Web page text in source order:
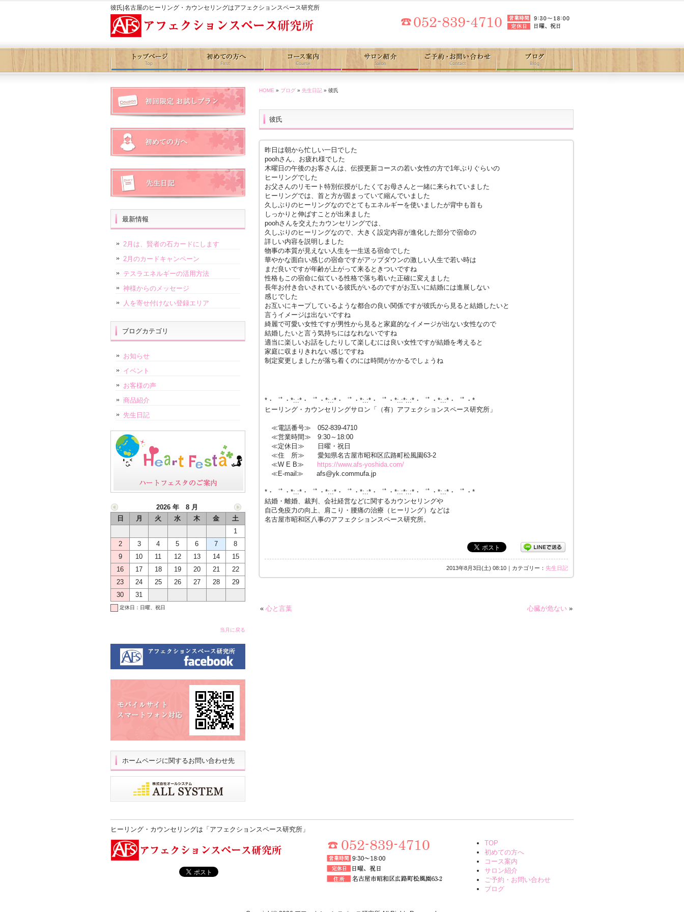
彼氏|名古屋のヒーリング・カウンセリングはアフェクションスペース研究所
HOME » ブログ » 先生日記 » 彼氏
彼氏
昨日は朝から忙しい一日でした
poohさん、お疲れ様でした
木曜日の午後のお客さんは、伝授更新コースの若い女性の方で1年ぶりぐらいの
ヒーリングでした
お父さんのリモート特別伝授がしたくてお母さんと一緒に来られていました
ヒーリングでは、首と方が固まっていて縮んでいました
久しぶりのヒーリングなのでとてもエネルギーを使いましたが背中も首も
しっかりと伸ばすことが出来ました
poohさんを交えたカウンセリングでは、
久しぶりのヒーリングなので、大きく設定内容が進化した部分で宿命の
詳しい内容を説明しました
物事の本質が見えない人生を一生送る宿命でした
華やかな面白い感じの宿命ですがアップダウンの激しい人生で若い時は
まだ良いですが年齢が上がって来るときついですね
性格もこの宿命に似ている性格で落ち着いた正確に変えました
長年お付き合いされている彼氏がいるのですがお互いに結婚には進展しない
感じでした
お互いにキープしているような都合の良い関係ですが彼氏から見ると結婚したいと
言うイメージは出ないですね
綺麗で可愛い女性ですが男性から見ると家庭的なイメージが出ない女性なので
結婚したいと言う気持ちにはなれないですね
適当に楽しいお話をしたりして楽しむには良い女性ですが結婚を考えると
家庭に収まりきれない感じですね
制定変更しましたが落ち着くのには時間がかかるでしょうね
*・゜ﾟ・*:.:*・゜ﾟ・*:.:*・゜ﾟ・*:.:*・゜ﾟ・*:.:*:.:*・゜ﾟ・*:.:*・゜ﾟ・*
ヒーリング・カウンセリングサロン「（有）アフェクションスペース研究所」
≪電話番号≫ 052-839-4710
≪営業時間≫ 9:30～18:00
≪定休日≫ 日曜・祝日
≪住 所≫ 愛知県名古屋市昭和区広路町松風園63-2
≪W E B≫
https://www.afs-yoshida.com/
≪E-mail≫ afs@yk.commufa.jp
*・゜ﾟ・*:.:*・゜ﾟ・*:.:*・゜ﾟ・*:.:*・゜ﾟ・*:.:*:.:*・゜ﾟ・*:.:*・゜ﾟ・*
結婚・離婚、裁判、会社経営などに関するカウンセリングや
自己免疫力の向上、肩こり・腰痛の治療（ヒーリング）などは
名古屋市昭和区八事のアフェクションスペース研究所。
2013年8月3日(土) 08:10｜カテゴリー： 先生日記
« 心と言葉 心臓が危ない »
最新情報
2月は、賢者の石カードにします
2月のカードキャンペーン
テスラエネルギーの活用方法
神様からのメッセージ
人を寄せ付けない登録エリア
ブログカテゴリ
お知らせ
イベント
お客様の声
商品紹介
先生日記
2026 年 8 月
日
月 火 水 木 金
土
1
2
3 4 5 6 7
8
9
10 11 12 13 14
15
16
17 18 19 20 21
22
23
24 25 26 27 28
29
30
31
定休日：日曜、祝日
当月に戻る
ホームページに関するお問い合わせ先
ヒーリング・カウンセリングは「アフェクションスペース研究所」
TOP
初めての方へ
コース案内
サロン紹介
ご予約・お問い合わせ
ブログ